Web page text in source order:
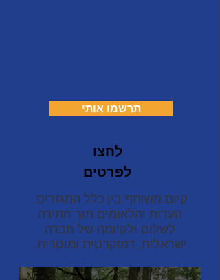
תרשמו אותי
לחצו
לפרטים
קיום משותף בין כלל המגזרים,
העדות והלאומים תוך חתירה
לשלום ולקיומה של חברה
ישראלית, דמוקרטית ומוסרית.